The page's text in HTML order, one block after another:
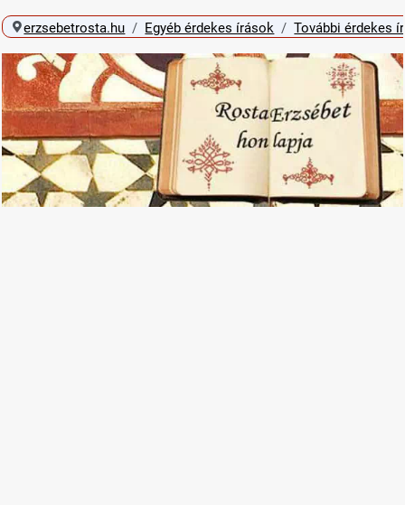
erzsebetrosta.hu Egyéb érdekes írások További érdekes